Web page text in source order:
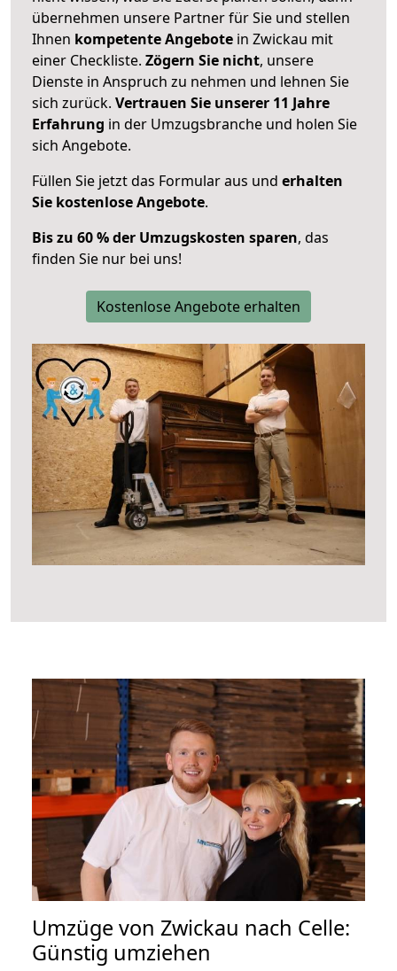
übernehmen unsere Partner für Sie und stellen
Ihnen kompetente Angebote in Zwickau mit
einer Checkliste. Zögern Sie nicht, unsere
Dienste in Anspruch zu nehmen und lehnen Sie
sich zurück. Vertrauen Sie unserer 11 Jahre
Erfahrung in der Umzugsbranche und holen Sie
sich Angebote.
Füllen Sie jetzt das Formular aus und erhalten
Sie kostenlose Angebote.
Bis zu 60 % der Umzugskosten sparen, das
finden Sie nur bei uns!
Kostenlose Angebote erhalten
Umzüge von Zwickau nach Celle:
Günstig umziehen